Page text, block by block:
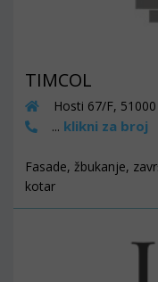
TIMCOL
Hosti 67/F,
... klikni za broj
Fasade, žbukanje,
kotar